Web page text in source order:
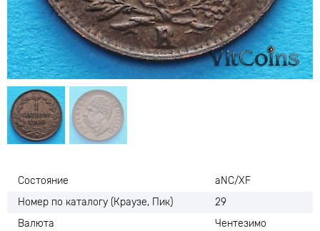
Состояние
aNC/XF
Номер по каталогу (Краузе, Пик)
29
Валюта
Чентезимо